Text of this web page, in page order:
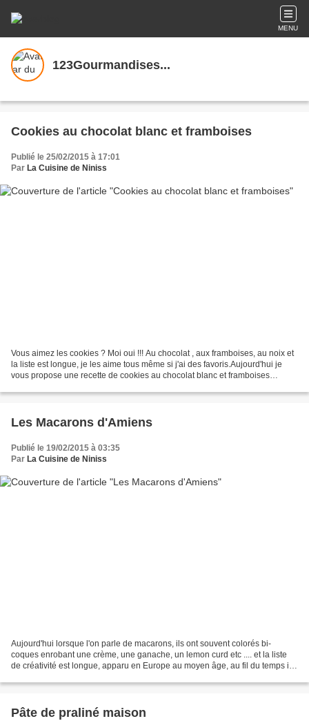
MENU
123Gourmandises...
Cookies au chocolat blanc et framboises
Publié le 25/02/2015 à 17:01
Par La Cuisine de Niniss
Vous aimez les cookies ? Moi oui !!! Au chocolat , aux framboises, au noix et
la liste est longue, je les aime tous même si j'ai des favoris.Aujourd'hui je
vous propose une recette de cookies au chocolat blanc et framboises
Les Macarons d'Amiens
Publié le 19/02/2015 à 03:35
Par La Cuisine de Niniss
Aujourd'hui lorsque l'on parle de macarons, ils ont souvent colorés bi-
coques enrobant une crème, une ganache, un lemon curd etc .... et la liste
de créativité est longue, apparu en Europe au moyen âge, au fil du temps il
Pâte de praliné maison